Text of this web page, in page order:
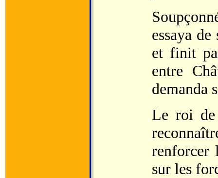
essaya
et finit
entre
demanda
Le roi de
renforcer
sur les